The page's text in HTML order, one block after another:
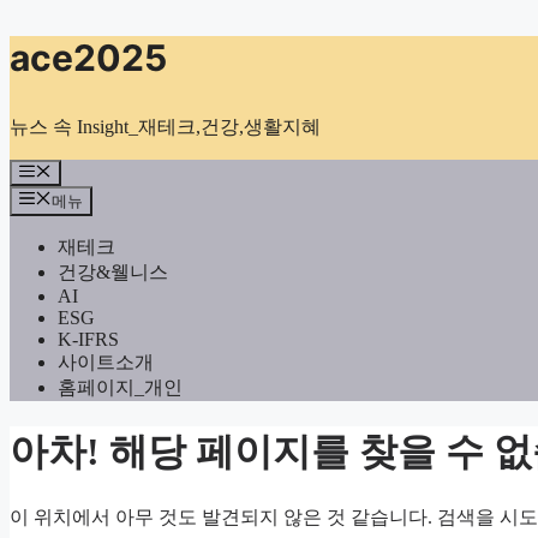
컨
텐
로
너
뛰
기
ace2025
뉴스 속 Insight_재테크,건강,생활지혜
메
뉴
메뉴
재테크
건강&웰니스
AI
ESG
K-IFRS
사이트소개
홈페이지_개인
아차! 해당 페이지를 찾을 수
이 위치에서 아무 것도 발견되지 않은 것 같습니다. 검색을 시